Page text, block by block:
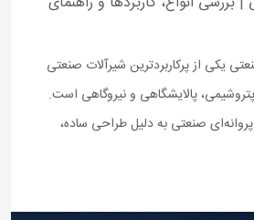
یکی از پرکاربردترین شیرآلات صنعتی
پالایشگاهی و نیروگاهی است.
صنعتی به دلیل طراحی ساده،